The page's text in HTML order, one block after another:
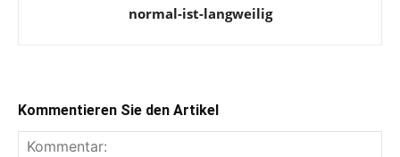
normal-ist-langweilig
Kommentieren Sie den Artikel